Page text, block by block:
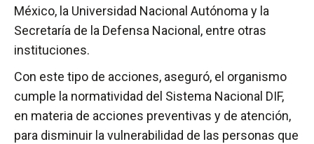
México, la Universidad Nacional Autónoma y la
Secretaría de la Defensa Nacional, entre otras
instituciones.
Con este tipo de acciones, aseguró, el organismo
cumple la normatividad del Sistema Nacional DIF,
en materia de acciones preventivas y de atención,
para disminuir la vulnerabilidad de las personas que